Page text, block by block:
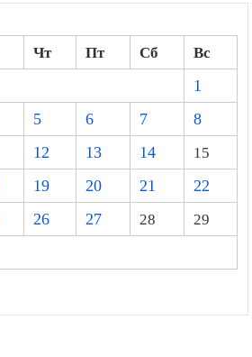
Чт Пт Сб
Вс
1
5 6 7
8
12 13 14
15
19 20 21
22
26 27 28
29